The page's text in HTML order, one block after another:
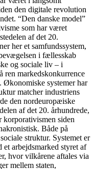
den digitale revolution
“Den danske model”
som har været
af det 20.
her et samfundssystem,
i fællesskab
og sociale liv – i
ren markedskonkurrence
Økonomiske systemer har
matcher industriens
den nordeuropæiske
af det 20. århundrede,
korporativismen siden
Både på
struktur. Systemet er
arbejdsmarked styret af
hvor vilkårene aftales via
mellem staten,